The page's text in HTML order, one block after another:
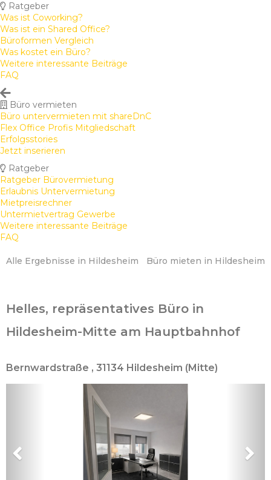
Ratgeber
Was ist Coworking?
Was ist ein Shared Office?
Büroformen Vergleich
Was kostet ein Büro?
Weitere interessante Beiträge
FAQ
Büro vermieten
Büro untervermieten mit shareDnC
Flex Office Profis Mitgliedschaft
Erfolgsstories
Jetzt inserieren
Ratgeber
Ratgeber Bürovermietung
Erlaubnis Untervermietung
Mietpreisrechner
Untermietvertrag Gewerbe
Weitere interessante Beiträge
FAQ
Alle Ergebnisse in Hildesheim Büro mieten in Hildesheim
Helles, repräsentatives Büro in
Hildesheim-Mitte am Hauptbahnhof
Bernwardstraße , 31134 Hildesheim (Mitte)